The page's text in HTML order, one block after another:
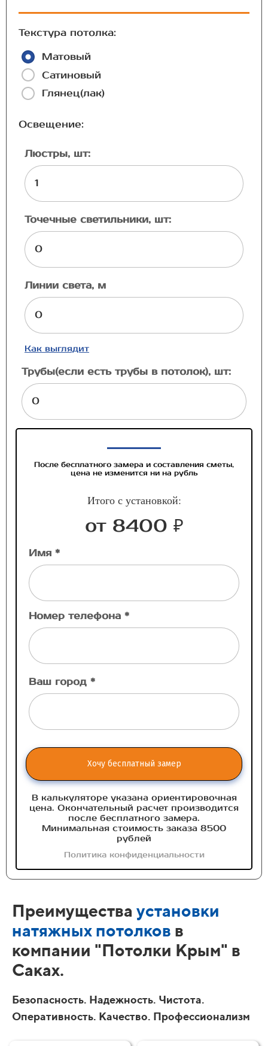
Текстура потолка:
Матовый
Сатиновый
Глянец(лак)
Освещение:
Люстры, шт:
Точечные светильники, шт:
Линии света, м
Как выглядит
Трубы(если есть трубы в потолок), шт:
После бесплатного замера и составления сметы,
цена не изменится ни на рубль
Итого с установкой:
от 8400 ₽
Имя *
Номер телефона *
Ваш город *
Хочу бесплатный замер
В калькуляторе указана ориентировочная
цена. Окончательный расчет производится
после бесплатного замера.
Минимальная стоимость заказа 8500
рублей
Политика конфиденциальности
Преимущества установки
натяжных потолков в
компании "Потолки Крым" в
Саках.
Безопасность. Надежность. Чистота.
Оперативность. Качество. Профессионализм